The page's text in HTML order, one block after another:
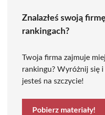
Znalazłeś swoją
rankingach?
Twoja firma zajmuje
rankingu? Wyróżnij się
jesteś na szczycie!
Pobierz materiały!